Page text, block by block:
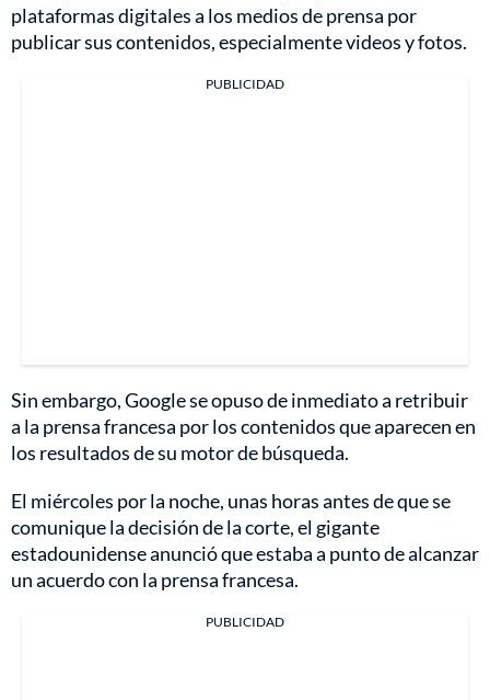
plataformas digitales a los medios de prensa por
publicar sus contenidos, especialmente videos y fotos.
PUBLICIDAD
Sin embargo, Google se opuso de inmediato a retribuir
a la prensa francesa por los contenidos que aparecen en
los resultados de su motor de búsqueda.
El miércoles por la noche, unas horas antes de que se
comunique la decisión de la corte, el gigante
estadounidense anunció que estaba a punto de alcanzar
un acuerdo con la prensa francesa.
PUBLICIDAD